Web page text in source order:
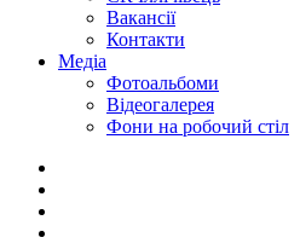
Вакансії
Контакти
Медіа
Фотоальбоми
Відеогалерея
Фони на робочий стіл